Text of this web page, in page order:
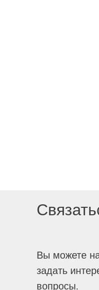
Вы можете
задать
вопросы.